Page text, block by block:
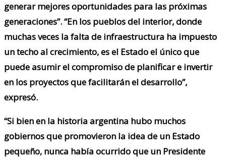
generar mejores oportunidades para las próximas
generaciones”. “En los pueblos del interior, donde
muchas veces la falta de infraestructura ha impuesto
un techo al crecimiento, es el Estado el único que
puede asumir el compromiso de planificar e invertir
en los proyectos que facilitarán el desarrollo”,
expresó.
“Si bien en la historia argentina hubo muchos
gobiernos que promovieron la idea de un Estado
pequeño, nunca había ocurrido que un Presidente